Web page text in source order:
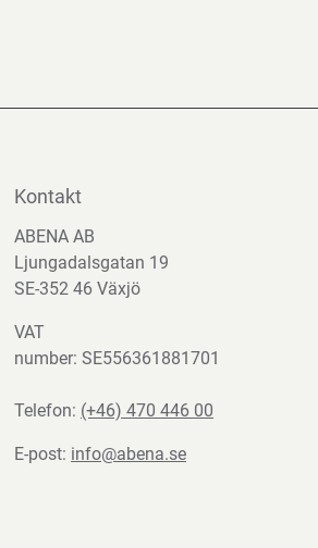
Kontakt
ABENA AB
Ljungadalsgatan 19
SE-352 46 Växjö
VAT
number: SE556361881701
Telefon: (+46) 470 446 00
E-post: info@abena.se